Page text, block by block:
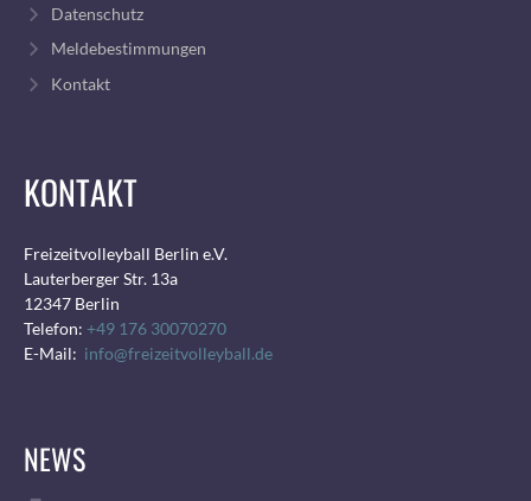
Datenschutz
Meldebestimmungen
Kontakt
KONTAKT
Freizeitvolleyball Berlin e.V.
Lauterberger Str. 13a
12347 Berlin
Telefon: +49 176 30070270
E-Mail: info@freizeitvolleyball.de
NEWS